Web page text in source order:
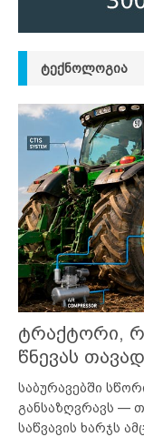
ᲢᲔᲥᲜᲝᲚᲝᲒᲘᲐ
ტრაქტორი,
წნევას
საბურავებში
განსაზღვრავს —
საწვავის ხარჯს